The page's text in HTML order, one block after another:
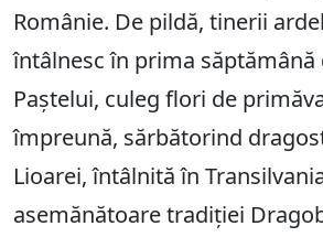
Românie. De pildă, tinerii
întâlnesc în prima săptămână
Paștelui, culeg flori de
împreună, sărbătorind
Lioarei, întâlnită în
asemănătoare tradiției